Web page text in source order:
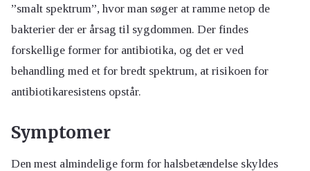
”smalt spektrum”, hvor man søger at ramme netop de
bakterier der er årsag til sygdommen. Der findes
forskellige former for antibiotika, og det er ved
behandling med et for bredt spektrum, at risikoen for
antibiotikaresistens opstår.
Symptomer
Den mest almindelige form for halsbetændelse skyldes